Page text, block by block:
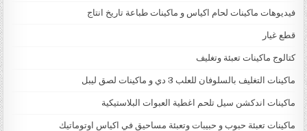
فيديوهات ماكينات لحام اكياس و ماكينات طباعة تاريخ انتاج
قطع غيار
كتالوج ماكينات تعبئة وتغليف
ماكينات التغليف بالسلوفان للعلب 3 دي و ماكينات لصق ليبل
ماكينات اندكشن سيل تلحم اغطية العبوات البلاستيكية
ماكينات تعبئة حبوب و حبيبات وتعبئة مساحيق في اكياس اوتوماتيك